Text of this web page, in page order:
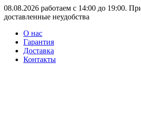
08.08.2026 работаем с 14:00 до 19:00.
доставленные неудобства
О нас
Гарантия
Доставка
Контакты